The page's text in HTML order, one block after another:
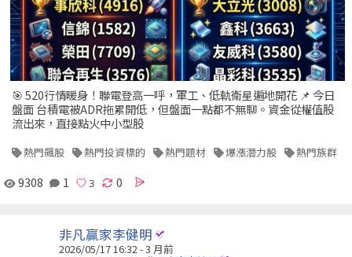
🎯 520行情暖身！聯電登高一呼，軍工、低軌衛星遍地開花 📌 今日
盤面 台積電被ADR拖累開低，但盤面一點都不無聊。資金從權值股
流出來，直接點火中小型股
熱門飆股 熱門投資標的 熱門題材 爆漲潛力股 熱門族群
9308 1 0
非凡贏家李健明
2026/05/17 16:32 - 3 月前